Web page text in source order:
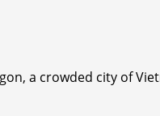
a crowded city of